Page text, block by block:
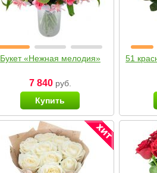
Букет «Нежная мелодия»
7 840руб.
Купить
51